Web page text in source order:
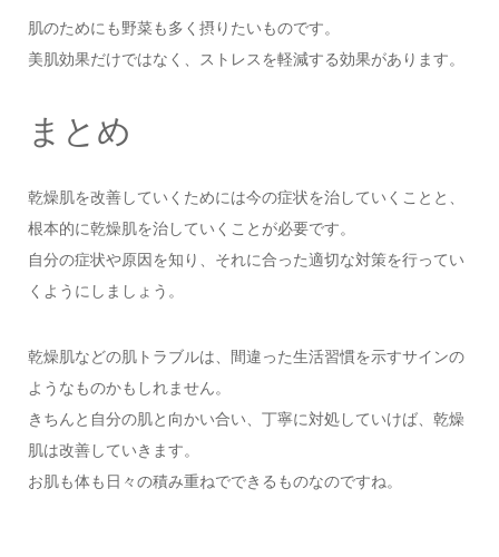
肌のためにも野菜も多く摂りたいものです。
美肌効果だけではなく、ストレスを軽減する効果があります。
まとめ
乾燥肌を改善していくためには今の症状を治していくことと、
根本的に乾燥肌を治していくことが必要です。
自分の症状や原因を知り、それに合った適切な対策を行ってい
くようにしましょう。
乾燥肌などの肌トラブルは、間違った生活習慣を示すサインの
ようなものかもしれません。
きちんと自分の肌と向かい合い、丁寧に対処していけば、乾燥
肌は改善していきます。
お肌も体も日々の積み重ねでできるものなのですね。